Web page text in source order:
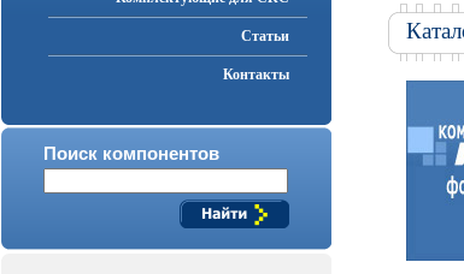
Статьи
Контакты
Поиск компонентов